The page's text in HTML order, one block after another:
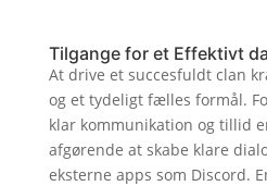
Tilgange for et Effektivt
At drive et succesfuldt clan
og et tydeligt fælles formål.
klar kommunikation og tillid
afgørende at skabe klare
eksterne apps som Discord.